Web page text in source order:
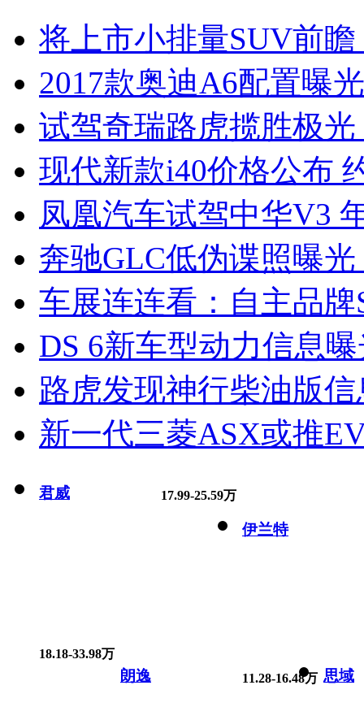
将上市小排量SUV前
2017款奥迪A6配置曝
试驾奇瑞路虎揽胜极
现代新款i40价格公布
凤凰汽车试驾中华V3
奔驰GLC低伪谍照曝
车展连连看：自主品牌
DS 6新车型动力信息
路虎发现神行柴油版
新一代三菱ASX或推
君威 17.99-25.59万
伊兰特
18.18-33.98万
朗逸 11.28-16.48万 思域